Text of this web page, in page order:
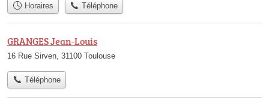
Horaires Téléphone
GRANGES Jean-Louis
16 Rue Sirven, 31100 Toulouse
Téléphone